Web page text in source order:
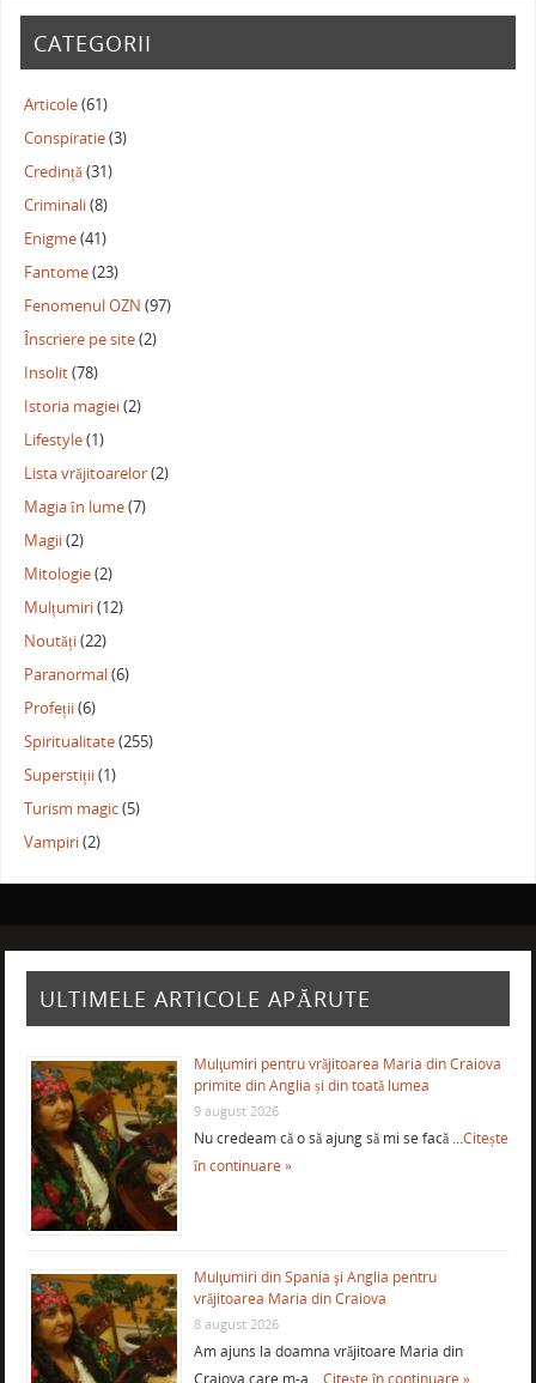
CATEGORII
Articole(61)
Conspiratie(3)
Credință(31)
Criminali(8)
Enigme(41)
Fantome(23)
Fenomenul OZN (97)
Înscriere pe site(2)
Insolit(78)
Istoria magiei(2)
Lifestyle(1)
Lista vrăjitoarelor(2)
Magia în lume(7)
Magii(2)
Mitologie(2)
Mulțumiri(12)
Noutăți(22)
Paranormal(6)
Profeții(6)
Spiritualitate(255)
Superstiții(1)
Turism magic(5)
Vampiri(2)
ULTIMELE ARTICOLE APĂRUTE
Mulţumiri pentru vrăjitoarea Maria din Craiova
primite din Anglia și din toată lumea
9 august 2026
Nu credeam că o să ajung să mi se facă …Citește
în continuare »
Mulţumiri din Spania şi Anglia pentru
vrăjitoarea Maria din Craiova
8 august 2026
Am ajuns la doamna vrăjitoare Maria din
Craiova care m-a … Citește în continuare »